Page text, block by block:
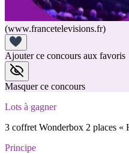
(www.francetelevisions.fr)
Ajouter ce concours aux favoris
Masquer ce concours
Lots à gagner
3 coffret Wonderbox 2 places
Principe